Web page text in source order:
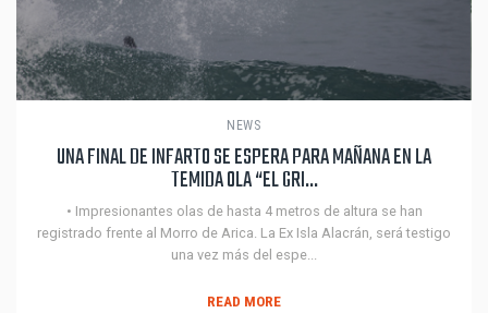
NEWS
UNA FINAL DE INFARTO SE ESPERA PARA MAÑANA EN LA
TEMIDA OLA “EL GRI...
• Impresionantes olas de hasta 4 metros de altura se han
registrado frente al Morro de Arica. La Ex Isla Alacrán, será testigo
una vez más del espe...
READ MORE